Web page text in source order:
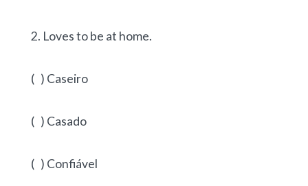
2. Loves to be at home.
( ) Caseiro
( ) Casado
( ) Confiável